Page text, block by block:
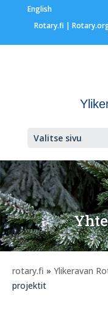
English
Rotary.fi |
Valitse sivu
rotary.fi » Ylikeravan
projektit